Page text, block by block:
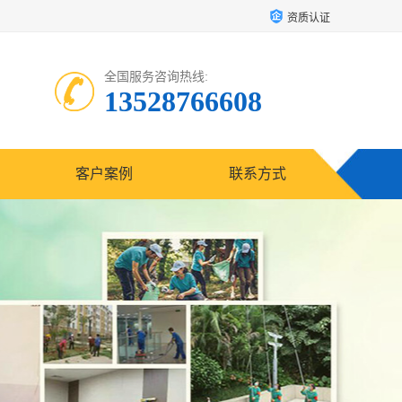
资质认证
全国服务咨询热线:
13528766608
客户案例 联系方式